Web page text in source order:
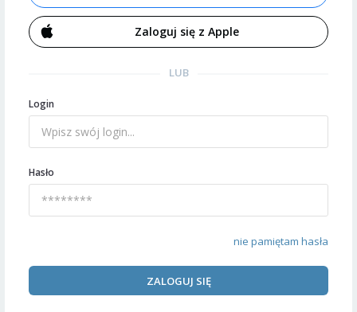
Zaloguj się z Apple
LUB
Login
Hasło
nie pamiętam hasła
ZALOGUJ SIĘ